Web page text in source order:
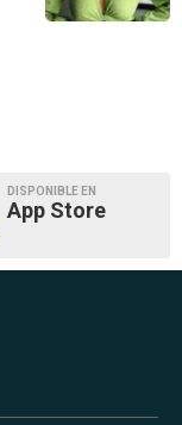
DISPONIBLE EN
App Store